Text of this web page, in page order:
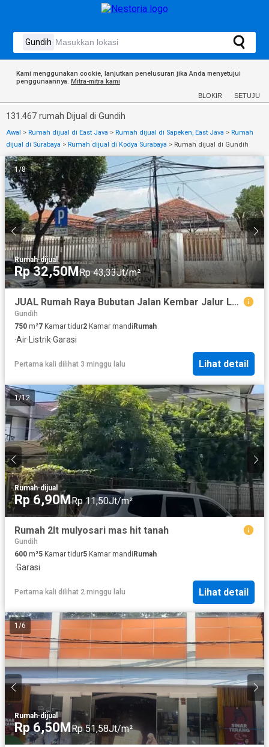
Kami menggunakan cookie, lanjutkan penelusuran jika Anda menyetujui
penggunaannya. Mitra-mitra kami
BLOKIR SETUJU
131.467 rumah Dijual di Gundih
Awal > Rumah dijual di East Java > Rumah dijual di Sapeken, East Java > Rumah
dijual di Surabaya > Rumah dijual di Kodya Surabaya > Rumah dijual di Gundih
1/8
Rumah·dijual
Rp 32,50MRp 43,33Jt/m²
JUAL Rumah Raya Bubutan Jalan Kembar Jalur Lambat Strategis
Gundih
750 m²7 Kamar tidur2 Kamar mandiRumah
·Air· Listrik·Garasi
Pertama kali dilihat 3 minggu lalu Lihat detail
1/12
Rumah·dijual
Rp 6,90MRp 11,50Jt/m²
Rumah 2lt mulyosari mas hit tanah
Gundih
600 m²5 Kamar tidur5 Kamar mandi Rumah
·Garasi
Pertama kali dilihat 2 minggu lalu Lihat detail
1 /6
Rumah·dijual
Rp 6,50MRp 51,58Jt/m²